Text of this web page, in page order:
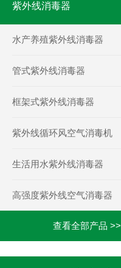
紫外线消毒器
水产养殖紫外线消毒器
管式紫外线消毒器
框架式紫外线消毒器
紫外线循环风空气消毒机
生活用水紫外线消毒器
高强度紫外线空气消毒器
查看全部产品 >>